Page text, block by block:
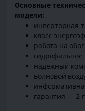
Основные
модели:
инверторная
класс
работа на
надежный
волновой
гарантия — 2